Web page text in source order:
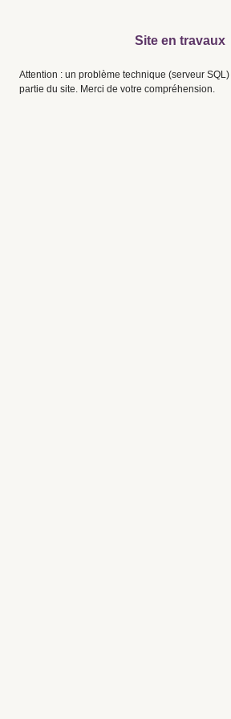
Site en travaux
Attention : un problème technique (serveur
partie du site. Merci de votre compréhension.